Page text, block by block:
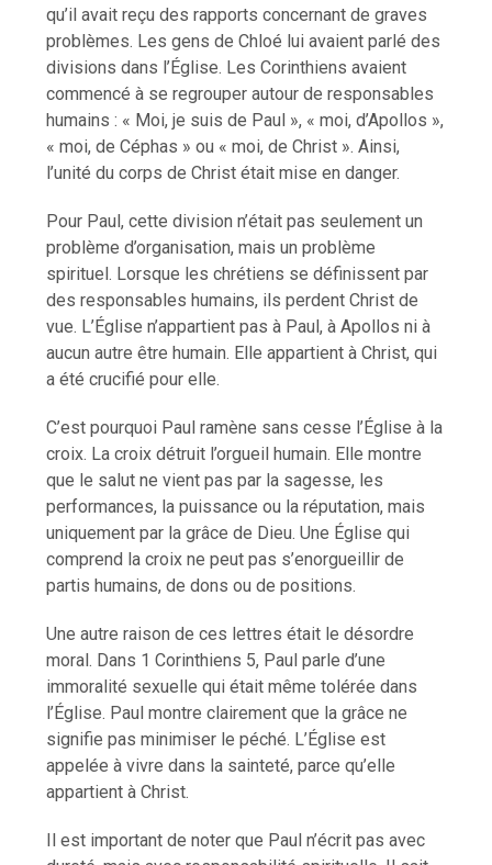
qu’il avait reçu des rapports concernant de graves
problèmes. Les gens de Chloé lui avaient parlé des
divisions dans l’Église. Les Corinthiens avaient
commencé à se regrouper autour de responsables
humains : « Moi, je suis de Paul », « moi, d’Apollos »,
« moi, de Céphas » ou « moi, de Christ ». Ainsi,
l’unité du corps de Christ était mise en danger.
Pour Paul, cette division n’était pas seulement un
problème d’organisation, mais un problème
spirituel. Lorsque les chrétiens se définissent par
des responsables humains, ils perdent Christ de
vue. L’Église n’appartient pas à Paul, à Apollos ni à
aucun autre être humain. Elle appartient à Christ, qui
a été crucifié pour elle.
C’est pourquoi Paul ramène sans cesse l’Église à la
croix. La croix détruit l’orgueil humain. Elle montre
que le salut ne vient pas par la sagesse, les
performances, la puissance ou la réputation, mais
uniquement par la grâce de Dieu. Une Église qui
comprend la croix ne peut pas s’enorgueillir de
partis humains, de dons ou de positions.
Une autre raison de ces lettres était le désordre
moral. Dans 1 Corinthiens 5, Paul parle d’une
immoralité sexuelle qui était même tolérée dans
l’Église. Paul montre clairement que la grâce ne
signifie pas minimiser le péché. L’Église est
appelée à vivre dans la sainteté, parce qu’elle
appartient à Christ.
Il est important de noter que Paul n’écrit pas avec